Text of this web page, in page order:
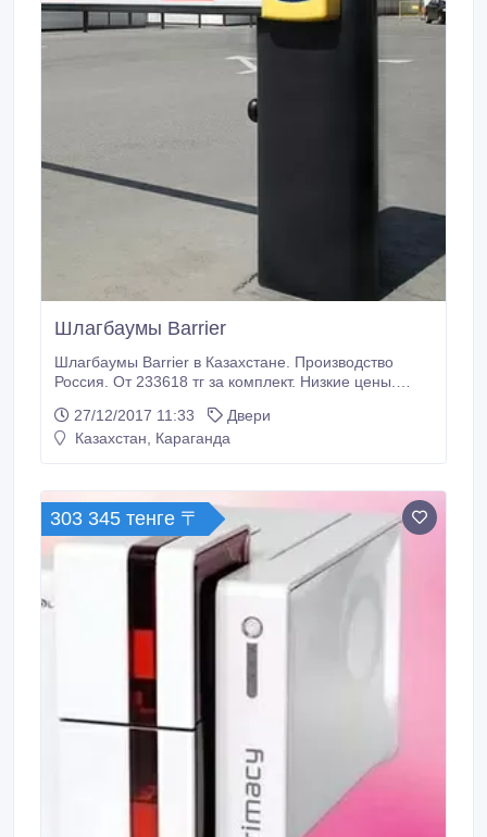
Шлагбаумы Barrier
Шлагбаумы Barrier в Казахстане. Производство
Россия. От 233618 тг за комплект. Низкие цены.
организациям скидки..
27/12/2017 11:33
Двери
Казахстан, Караганда
303 345 тенге 〒